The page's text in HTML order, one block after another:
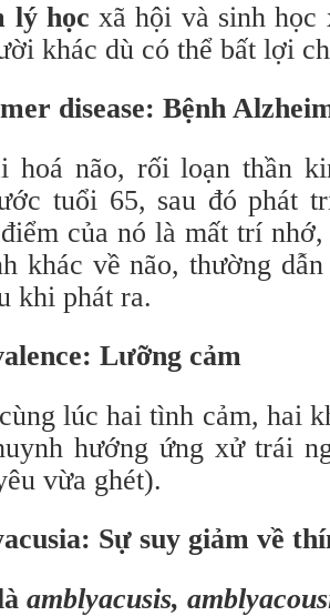
lý học xã hội và sinh
khác dù có thể bất lợi
disease: Bệnh
hoá não, rối loạn thần
tuổi 65, sau đó phát
của nó là mất trí
khác về não, thường
khi phát ra.
Lưỡng cảm
lúc hai tình cảm, hai
hướng ứng xử trái
vừa ghét).
Sự suy giảm về
amblyacusis,